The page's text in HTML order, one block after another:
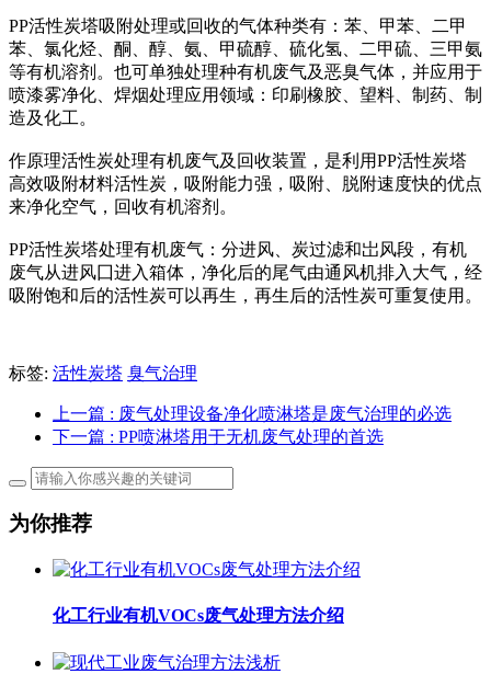
PP活性炭塔吸附处理或回收的气体种类有：苯、甲苯、二甲
苯、氯化烃、酮、醇、氨、甲硫醇、硫化氢、二甲硫、三甲氨
等有机溶剂。也可单独处理种有机废气及恶臭气体，并应用于
喷漆雾净化、焊烟处理应用领域：印刷橡胶、望料、制药、制
造及化工。
作原理活性炭处理有机废气及回收装置，是利用PP活性炭塔
高效吸附材料活性炭，吸附能力强，吸附、脱附速度快的优点
来净化空气，回收有机溶剂。
PP活性炭塔处理有机废气：分进风、炭过滤和岀风段，有机
废气从进风囗进入箱体，净化后的尾气由通风机排入大气，经
吸附饱和后的活性炭可以再生，再生后的活性炭可重复使用。
标签: 活性炭塔 臭气治理
上一篇 : 废气处理设备净化喷淋塔是废气治理的必选
下一篇 : PP喷淋塔用于无机废气处理的首选
为你推荐
化工行业有机VOCs废气处理方法介绍